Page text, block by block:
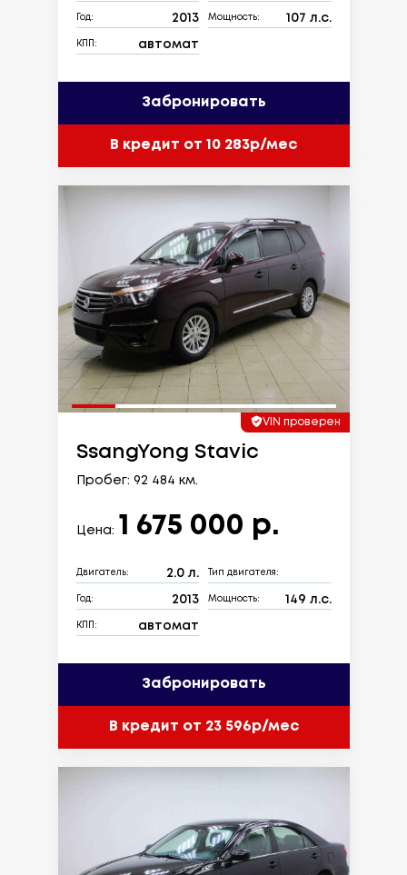
Год: 2013 Мощность: 107 л.с.
КПП: автомат
Забронировать
В кредит от 10 283р/мес
VIN проверен
SsangYong Stavic
Пробег: 92 484 км.
Цена: 1 675 000 р.
Двигатель: 2.0 л. Тип двигателя:
Год: 2013 Мощность: 149 л.с.
КПП: автомат
Забронировать
В кредит от 23 596р/мес